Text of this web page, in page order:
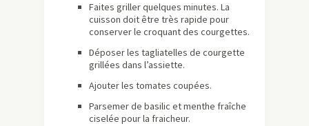
Faites griller quelques minutes. La
cuisson doit être très rapide pour
conserver le croquant des courgettes.
Déposer les tagliatelles de courgette
grillées dans l’assiette.
Ajouter les tomates coupées.
Parsemer de basilic et menthe fraîche
ciselée pour la fraicheur.